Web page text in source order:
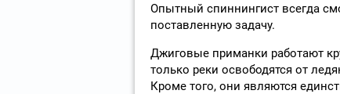
Опытный спиннингист всегда
поставленную задачу.
Джиговые приманки работают
только реки освободятся от
Кроме того, они являются